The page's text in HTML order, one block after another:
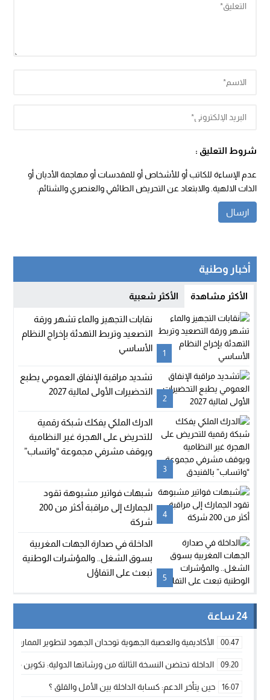
شروط التعليق :
عدم الإساءة للكاتب أو للأشخاص أو للمقدسات أو مهاجمة الأديان أو
الذات الالهية. والابتعاد عن التحريض الطائفي والعنصري والشتائم.
أخبار وطنية
الأكثر مشاهدة الأكثر شعبية
1
نقابات التجهيز والماء تشهر ورقة
التصعيد وتربط التهدئة بإخراج النظام
الأساسي
2
تشديد مراقبة الإنفاق العمومي يطبع
التحضيرات الأولى لمالية 2027
3
الدرك الملكي يفكك شبكة رقمية
للتحريض على الهجرة غير النظامية
ويوقف مشرفي مجموعة “واتساب”
4
شبهات فواتير مشبوهة تقود
الجمارك إلى مراقبة أكثر من 200
شركة
5
الداخلة في صدارة الجهات المغربية
بسوق الشغل.. والمؤشرات الوطنية
تبعث على التفاؤل
24 ساعة
00:47 الأكاديمية والعصبة الجهوية توحدان الجهود لتطوير الممارسة
09:20 الداخلة تحتضن النسخة الثالثة من ورشاتها الدولية: تكوين
16:07 حين يتأخر الدعم: كسابة الداخلة بين الأمل والقلق ؟